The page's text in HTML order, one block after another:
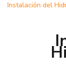
Instalación del